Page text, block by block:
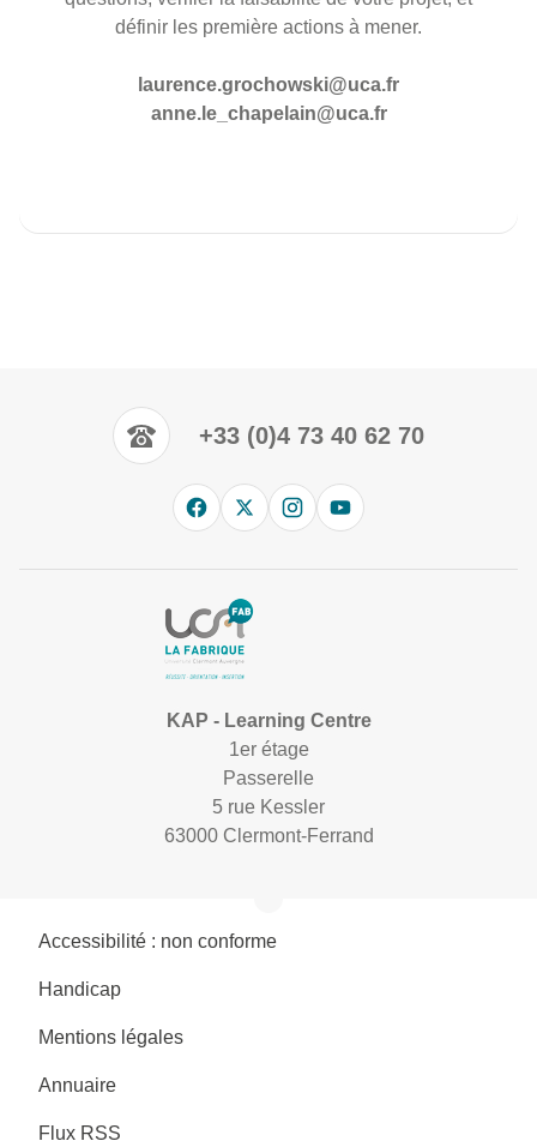
définir les première actions à mener.
laurence.grochowski@uca.fr
anne.le_chapelain@uca.fr
+33 (0)4 73 40 62 70
KAP - Learning Centre
1er étage
Passerelle
5 rue Kessler
63000 Clermont-Ferrand
Accessibilité : non conforme
Handicap
Mentions légales
Annuaire
Flux RSS